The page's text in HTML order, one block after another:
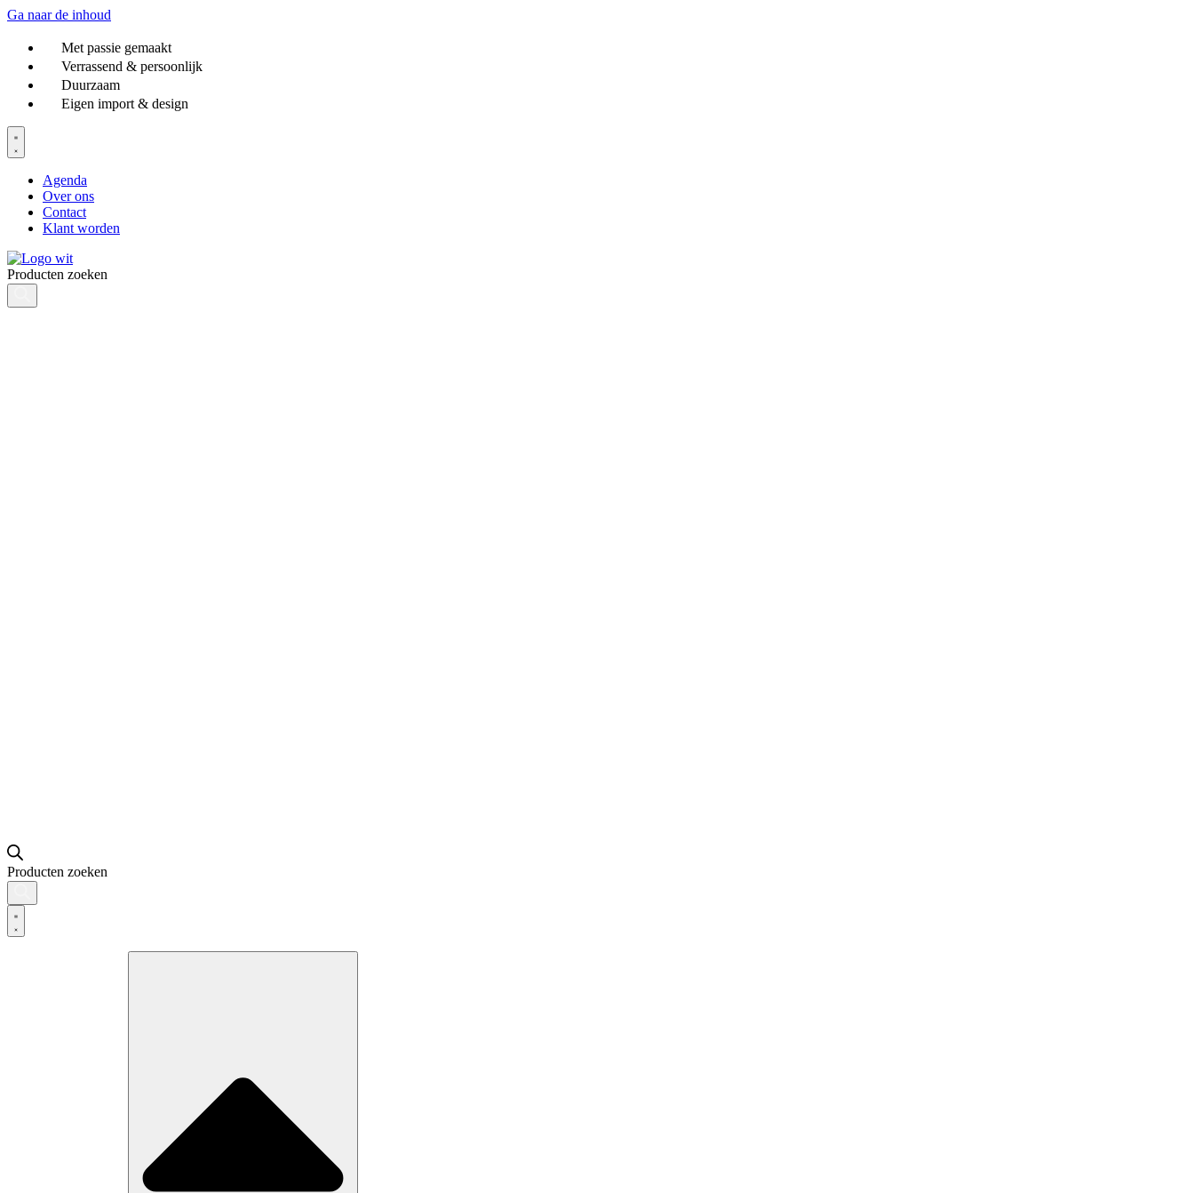
Ga naar de inhoud
Met passie gemaakt
Verrassend & persoonlijk
Duurzaam
Eigen import & design
Agenda
Over ons
Contact
Klant worden
Producten zoeken
Producten zoeken